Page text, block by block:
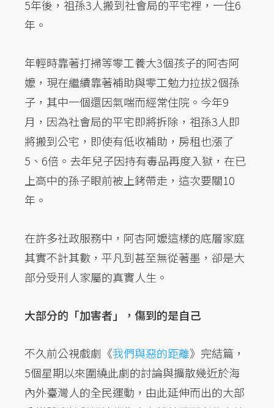
5年後，祖孫3人搬到社會局的平宅裡，一住6
年。
年輕時靠著打掃等零工養大3個孩子的阿杏阿
嬤，現在繼續靠著補助與零工勉力拉拔2個孫
子，其中一個還因氣喘而經常住院。今年9
月，因為社會局的平宅即將拆除，祖孫3人即
將搬到公宅，即使有低收補助，房租也漲了
5、6倍。去年兒子因持有毒品再度入獄，在已
上高中的孫子眼前被上銬帶走，這次要關10
年。
在許多社政服務中，阿杏阿嬤這樣的底層家庭
其實不計其數，平凡到甚至無從著墨，卻是大
部分受刑人家屬的真實人生。
大部分的「加害者」，傷到的是自己
不久前公視戲劇《我們與惡的距離》完結篇，
5個星期以來圍繞此劇的討論與擴散幾近於海
內外臺灣人的全民運動，由此延伸而出的大部